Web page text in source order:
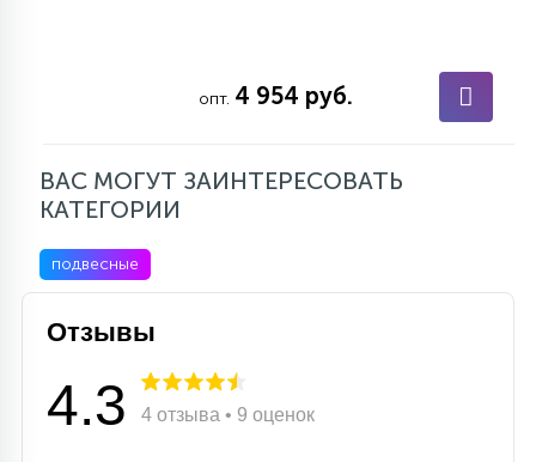
опт. 4 954 руб.
ВАС МОГУТ ЗАИНТЕРЕСОВАТЬ
КАТЕГОРИИ
подвесные
Отзывы
4.3 4 отзыва • 9 оценок